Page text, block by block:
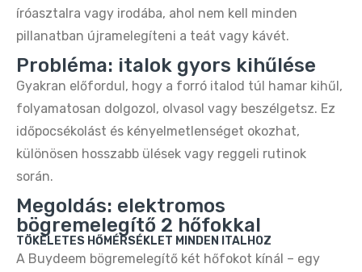
OTE hordozható szódakészítő gép – CO₂
patronnal 20 db frissítő szódához
9.890 Ft
Buydeem DT620E 2‑Szeletes Kenyérpirító –
Ezüst, Állítható Fokozat
Buydeem DT620E Citromsárga 2‑Szeletes
Kenyérpirító – 7 Fokozat, Széles Nyílás
14.890 Ft 32.990 Ft
íróasztalra vagy irodába, ahol nem kell minden
pillanatban újramelegíteni a teát vagy kávét.
Probléma: italok gyors kihűlése
Gyakran előfordul, hogy a forró italod túl hamar kihűl,
folyamatosan dolgozol, olvasol vagy beszélgetsz. Ez
időpocsékolást és kényelmetlenséget okozhat,
különösen hosszabb ülések vagy reggeli rutinok
során.
Megoldás: elektromos
bögremelegítő 2 hőfokkal
TÖKÉLETES HŐMÉRSÉKLET MINDEN ITALHOZ
A Buydeem bögremelegítő két hőfokot kínál – egy